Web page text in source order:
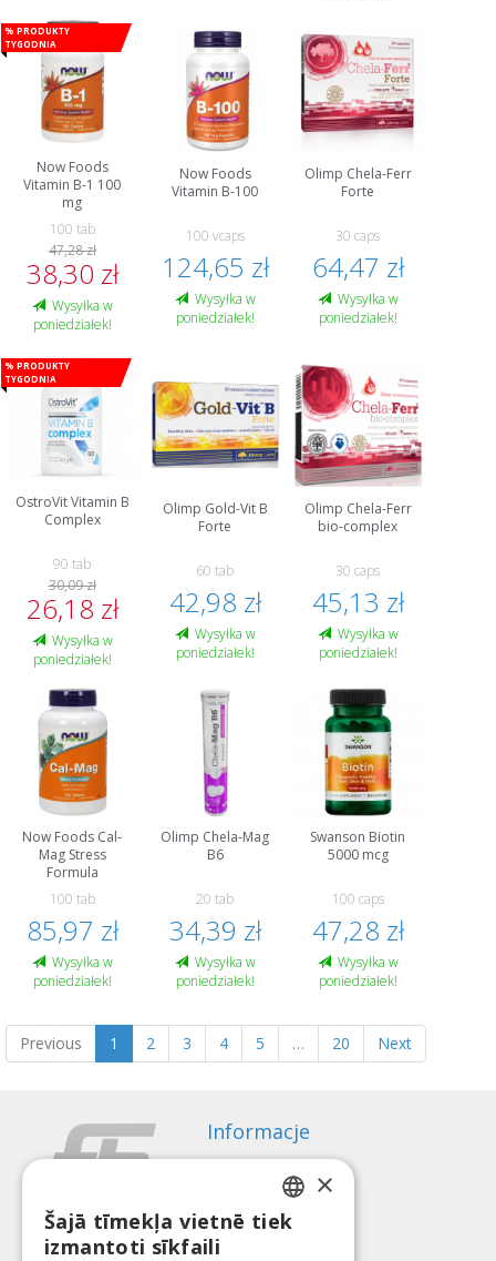
% Produkty
tygodnia
Now Foods
Vitamin B-1 100
mg
100 tab
47,28 zł
38,30 zł
Wysyłka w
poniedziałek!
Now Foods
Vitamin B-100
100 vcaps
124,65 zł
Wysyłka w
poniedziałek!
Olimp Chela-Ferr
Forte
30 caps
64,47 zł
Wysyłka w
poniedziałek!
% Produkty
tygodnia
OstroVit Vitamin B
Complex
90 tab
30,09 zł
26,18 zł
Wysyłka w
poniedziałek!
Olimp Gold-Vit B
Forte
60 tab
42,98 zł
Wysyłka w
poniedziałek!
Olimp Chela-Ferr
bio-complex
30 caps
45,13 zł
Wysyłka w
poniedziałek!
Now Foods Cal-
Mag Stress
Formula
100 tab
85,97 zł
Wysyłka w
poniedziałek!
Olimp Chela-Mag
B6
20 tab
34,39 zł
Wysyłka w
poniedziałek!
Swanson Biotin
5000 mcg
100 caps
47,28 zł
Wysyłka w
poniedziałek!
Previous 1 2 3 4 5 … 20 Next
Informacje
Sposoby płatności
Regulamin zwrotów
O nas
LATVIAN
×
Šajā tīmekļa vietnē tiek
izmantoti sīkfaili